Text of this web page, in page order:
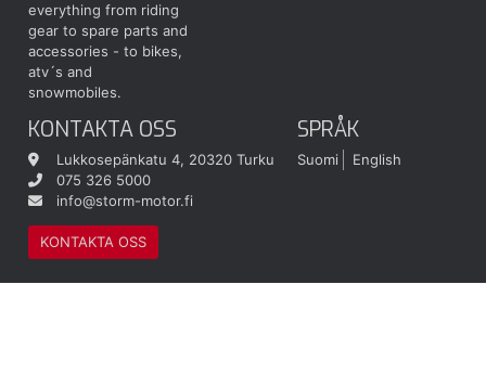
everything from riding
gear to spare parts and
accessories - to bikes,
atv´s and
snowmobiles.
KONTAKTA OSS
Lukkosepänkatu 4, 20320 Turku
075 326 5000
info@storm-motor.fi
KONTAKTA OSS
SPRÅK
Suomi English